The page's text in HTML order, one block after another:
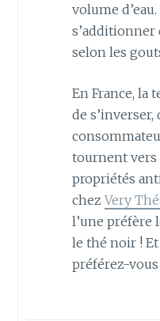
volume
s’additionner
selon les
En France, la
de s’inverser,
tournent vers
propriétés
chezVery
l’une préfère
le thé noir !
préférez-vous